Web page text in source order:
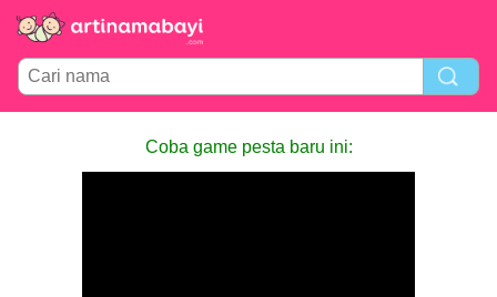
Coba game pesta baru ini: